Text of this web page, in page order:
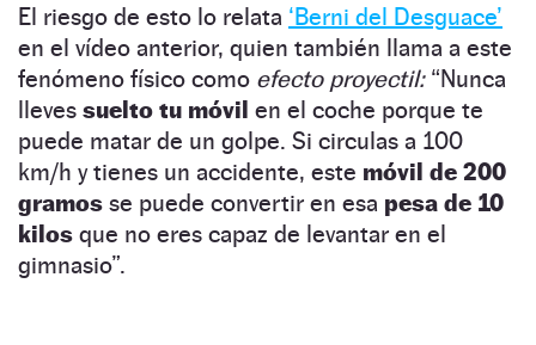
El riesgo de esto lo relata ‘Berni del Desguace’
en el vídeo anterior, quien también llama a este
fenómeno físico como efecto proyectil: “Nunca
lleves suelto tu móvil en el coche porque te
puede matar de un golpe. Si circulas a 100
km/h y tienes un accidente, este móvil de 200
gramos se puede convertir en esa pesa de 10
kilos que no eres capaz de levantar en el
gimnasio”.